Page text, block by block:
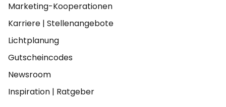
Marketing-Kooperationen
Karriere | Stellenangebote
Lichtplanung
Gutscheincodes
Newsroom
Inspiration | Ratgeber